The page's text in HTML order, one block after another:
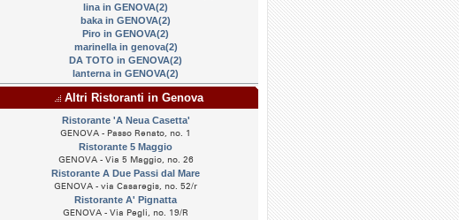
lina in GENOVA(2)
baka in GENOVA(2)
Piro in GENOVA(2)
marinella in genova(2)
DA TOTO in GENOVA(2)
lanterna in GENOVA(2)
Altri Ristoranti in Genova
Ristorante 'A Neua Casetta'
GENOVA - Passo Renato, no. 1
Ristorante 5 Maggio
GENOVA - Via 5 Maggio, no. 26
Ristorante A Due Passi dal Mare
GENOVA - via Casaregis, no. 52/r
Ristorante A' Pignatta
GENOVA - Via Pegli, no. 19/R